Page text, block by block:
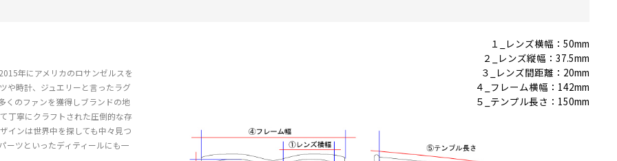
１_レンズ横幅：50mm
２_レンズ縦幅：37.5mm
３_レンズ間距離：20mm
４_フレーム横幅：142mm
５_テンプル長さ：150mm
年にアメリカのロサンゼルスを
や時計、ジュエリーと言ったラグ
くのファンを獲得しブランドの地
丁寧にクラフトされた圧倒的な存
インは世界中を探しても中々見つ
ーツといったディティールにも一